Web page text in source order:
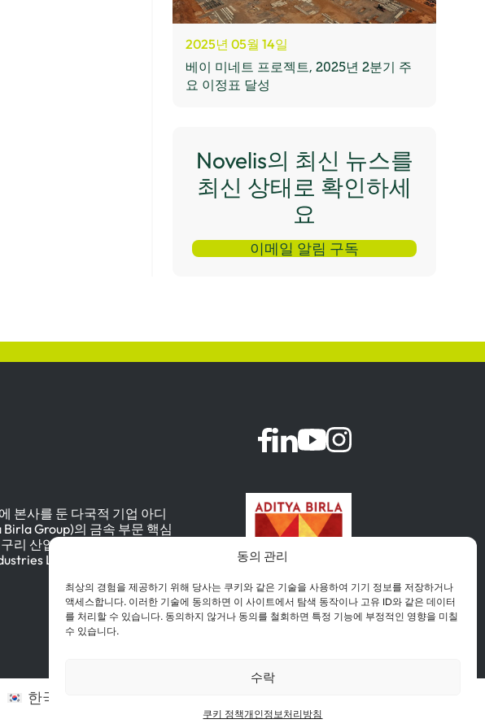
동의 관리
최상의 경험을 제공하기 위해 당사는 쿠키와 같은 기술을 사용하여 기기 정보를 저장하거나
액세스합니다. 이러한 기술에 동의하면 이 사이트에서 탐색 동작이나 고유 ID와 같은 데이터
를 처리할 수 있습니다. 동의하지 않거나 동의를 철회하면 특정 기능에 부정적인 영향을 미칠
수 있습니다.
수락
쿠키 정책개인정보처리방침
2025년 05월 14일
베이 미네트 프로젝트, 2025년 2분기 주
요 이정표 달성
Novelis의 최신 뉴스를
최신 상태로 확인하세
요
이메일 알림 구독
본사를 둔 다국적 기업 아디
Group)의 금속 부문 핵심
리 산업을 선도하는 힌달코
Limited)의 자회사입
한국어